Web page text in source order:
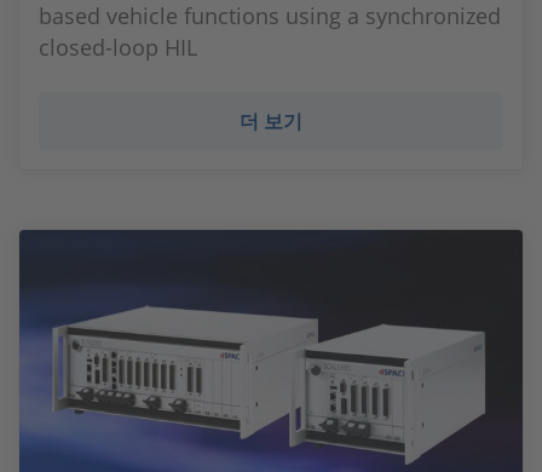
based vehicle functions using a synchronized
closed-loop HIL
더 보기